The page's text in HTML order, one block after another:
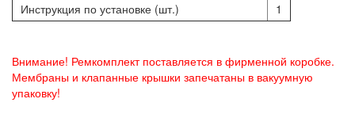
Инструкция по установке (шт.)
1
Внимание! Ремкомплект поставляется в фирменной коробке.
Мембраны и клапанные крышки запечатаны в вакуумную
упаковку!